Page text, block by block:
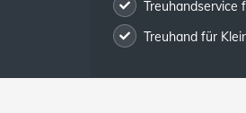
Treuhandservice
Treuhand für